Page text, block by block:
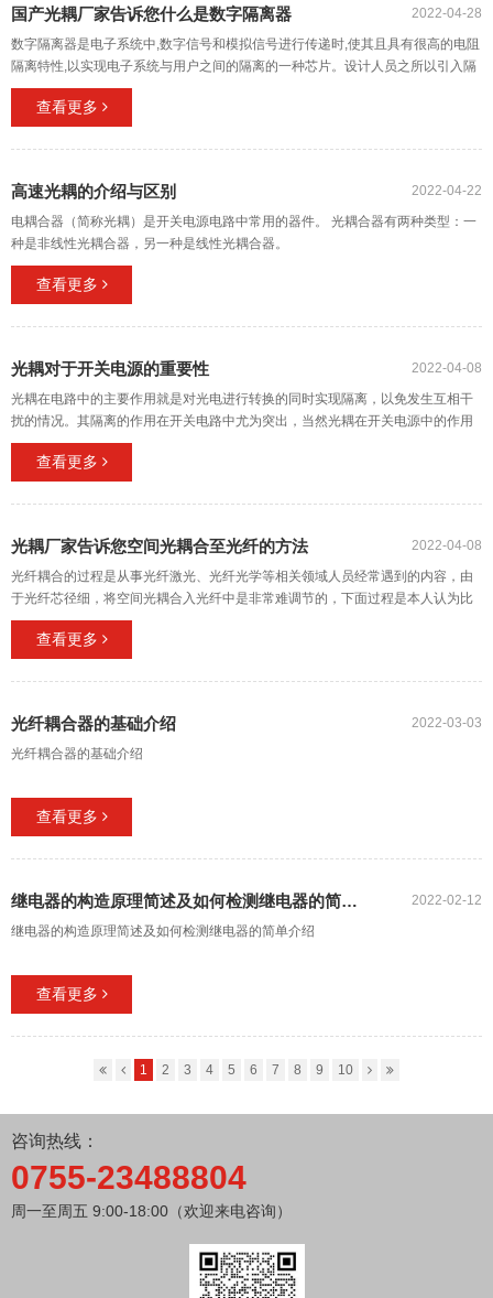
国产光耦厂家告诉您什么是数字隔离器
2022-04-28
数字隔离器是电子系统中,数字信号和模拟信号进行传递时,使其且具有很高的电阻
隔离特性,以实现电子系统与用户之间的隔离的一种芯片。设计人员之所以引入隔
离,是为了满足安全法规或者降低接地环路的噪声等。
查看更多
高速光耦的介绍与区别
2022-04-22
电耦合器（简称光耦）是开关电源电路中常用的器件。 光耦合器有两种类型：一
种是非线性光耦合器，另一种是线性光耦合器。
查看更多
光耦对于开关电源的重要性
2022-04-08
光耦在电路中的主要作用就是对光电进行转换的同时实现隔离，以免发生互相干
扰的情况。其隔离的作用在开关电路中尤为突出，当然光耦在开关电源中的作用
还远不如此，在本文中，小编将对光耦在开关电源中的作用进行浅析，大家快来
看一看吧。
查看更多
光耦厂家告诉您空间光耦合至光纤的方法
2022-04-08
光纤耦合的过程是从事光纤激光、光纤光学等相关领域人员经常遇到的内容，由
于光纤芯径细，将空间光耦合入光纤中是非常难调节的，下面过程是本人认为比
较有效的方法，可以指导新人较快的掌握光纤耦合过程。
查看更多
光纤耦合器的基础介绍
2022-03-03
光纤耦合器的基础介绍
查看更多
继电器的构造原理简述及如何检测继电器的简单介绍
2022-02-12
继电器的构造原理简述及如何检测继电器的简单介绍
查看更多
1 2 3 4 5 6 7 8 9 10
咨询热线：
0755-23488804
周一至周五 9:00-18:00（欢迎来电咨询）